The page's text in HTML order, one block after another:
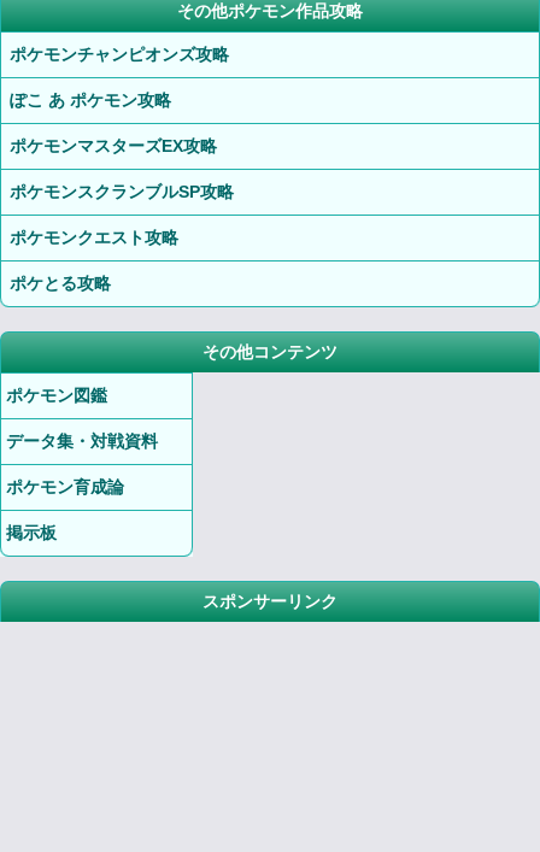
その他ポケモン作品攻略
ポケモンチャンピオンズ攻略
ぽこ あ ポケモン攻略
ポケモンマスターズEX攻略
ポケモンスクランブルSP攻略
ポケモンクエスト攻略
ポケとる攻略
その他コンテンツ
ポケモン図鑑
データ集・対戦資料
ポケモン育成論
掲示板
スポンサーリンク